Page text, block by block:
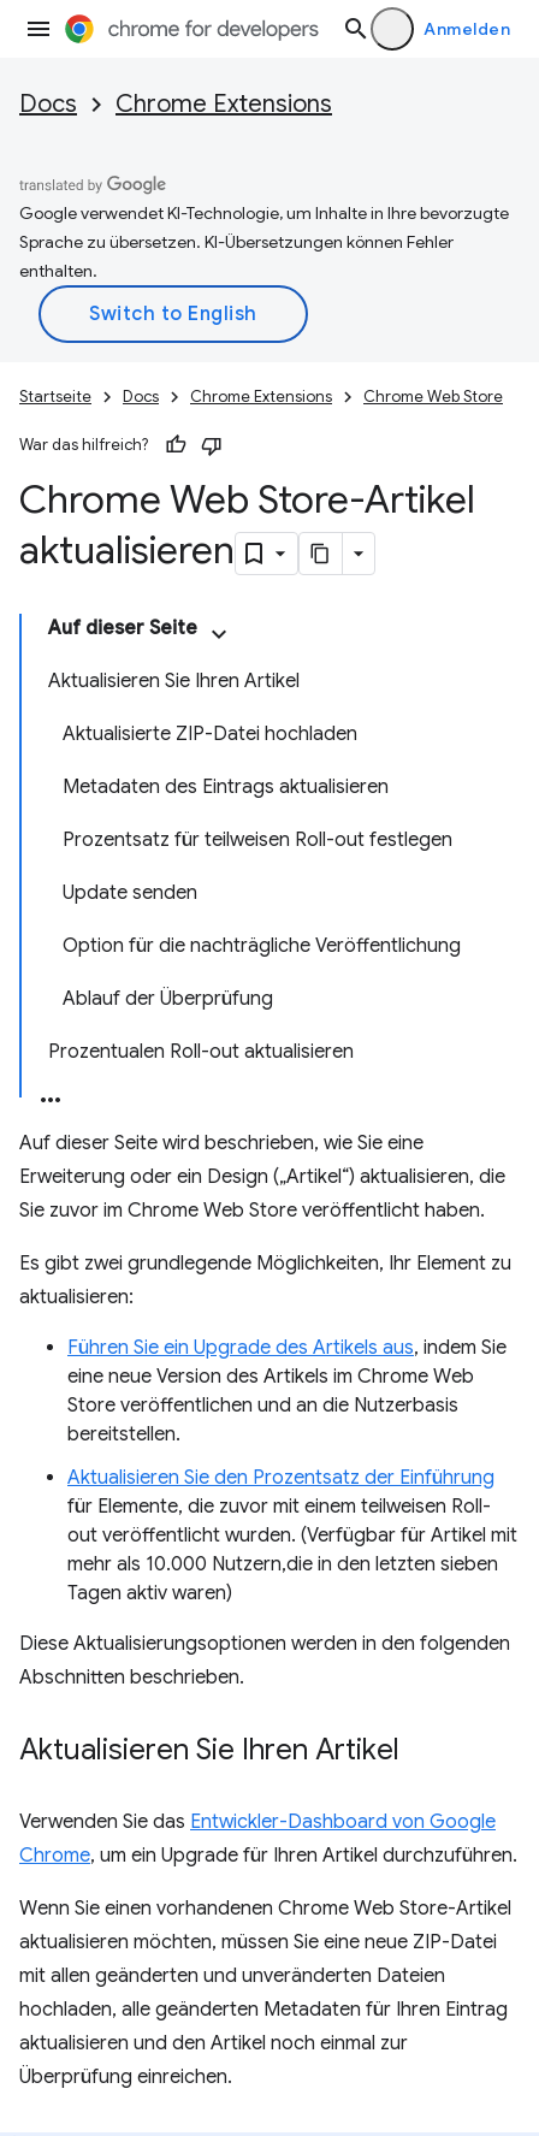
Anmelden
Docs Chrome Extensions
Google verwendet KI-Technologie, um Inhalte in Ihre bevorzugte
Sprache zu übersetzen. KI-Übersetzungen können Fehler
enthalten.
Startseite Docs Chrome Extensions Chrome Web Store
War das hilfreich?
Chrome Web Store-Artikel
aktualisieren
Auf dieser Seite
Aktualisieren Sie Ihren Artikel
Aktualisierte ZIP-Datei hochladen
Metadaten des Eintrags aktualisieren
Prozentsatz für teilweisen Roll-out festlegen
Update senden
Option für die nachträgliche Veröffentlichung
Ablauf der Überprüfung
Prozentualen Roll-out aktualisieren
Auf dieser Seite wird beschrieben, wie Sie eine
Erweiterung oder ein Design („Artikel“) aktualisieren, die
Sie zuvor im Chrome Web Store veröffentlicht haben.
Es gibt zwei grundlegende Möglichkeiten, Ihr Element zu
aktualisieren:
Führen Sie ein Upgrade des Artikels aus, indem Sie
eine neue Version des Artikels im Chrome Web
Store veröffentlichen und an die Nutzerbasis
bereitstellen.
Aktualisieren Sie den Prozentsatz der Einführung
für Elemente, die zuvor mit einem teilweisen Roll-
out veröffentlicht wurden. (Verfügbar für Artikel mit
mehr als 10.000 Nutzern,die in den letzten sieben
Tagen aktiv waren)
Diese Aktualisierungsoptionen werden in den folgenden
Abschnitten beschrieben.
Aktualisieren Sie Ihren Artikel
Verwenden Sie das Entwickler-Dashboard von Google
Chrome, um ein Upgrade für Ihren Artikel durchzuführen.
Wenn Sie einen vorhandenen Chrome Web Store-Artikel
aktualisieren möchten, müssen Sie eine neue ZIP-Datei
mit allen geänderten und unveränderten Dateien
hochladen, alle geänderten Metadaten für Ihren Eintrag
aktualisieren und den Artikel noch einmal zur
Überprüfung einreichen.